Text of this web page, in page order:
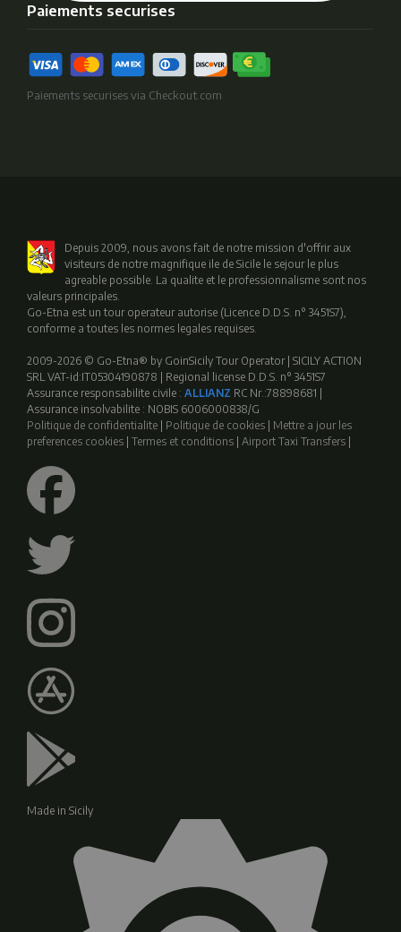
Paiements securises
Paiements securises via Checkout.com
Depuis 2009, nous avons fait de notre mission d'offrir aux
visiteurs de notre magnifique ile de Sicile le sejour le plus
agreable possible. La qualite et le professionnalisme sont nos
valeurs principales.
Go-Etna est un tour operateur autorise (Licence D.D.S. n° 3451S7),
conforme a toutes les normes legales requises.
2009-2026 © Go-Etna® by GoinSicily Tour Operator | SICILY ACTION
SRL VAT-id:IT05304190878 | Regional license D.D.S. n° 3451S7
Assurance responsabilite civile : ALLIANZ RC Nr.:78898681 |
Assurance insolvabilite : NOBIS 6006000838/G
Politique de confidentialite
Politique de cookies
Mettre a jour les
preferences cookies Termes et conditions Airport Taxi Transfers
Made in Sicily